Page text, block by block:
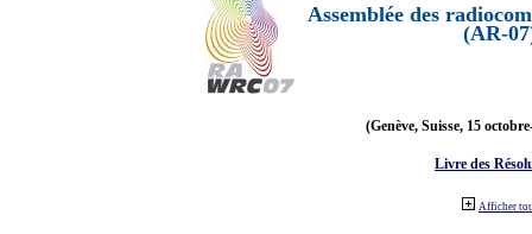
Assemblée des
(AR-
(Genève, Suisse, 15
Livre des
Afficher